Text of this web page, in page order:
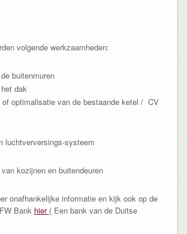
volgende werkzaamheden:
buitenmuren
dak
of optimalisatie van de bestaande ketel / CV
luchtverversings-systeem
kozijnen en buitendeuren
onafhankelijke informatie en kijk ook op de
Bank hier ( Een bank van de Duitse